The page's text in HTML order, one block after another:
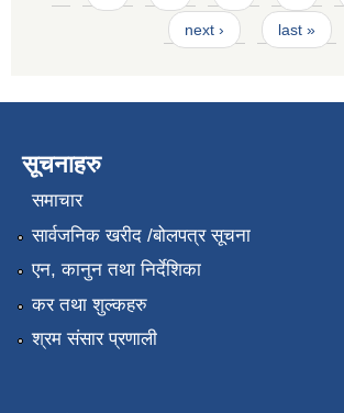
next › last »
सूचनाहरु
समाचार
सार्वजनिक खरीद /बोलपत्र सूचना
एन, कानुन तथा निर्देशिका
कर तथा शुल्कहरु
श्रम संसार प्रणाली